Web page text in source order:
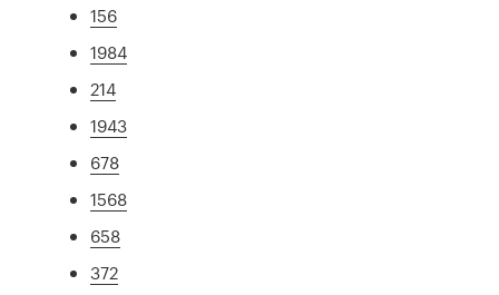
156
1984
214
1943
678
1568
658
372